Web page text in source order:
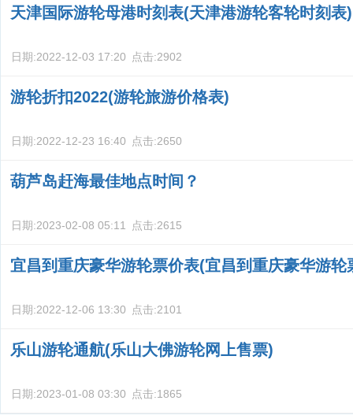
天津国际游轮母港时刻表(天津港游轮客轮时刻表)
日期:2022-12-03 17:20 点击:2902
游轮折扣2022(游轮旅游价格表)
日期:2022-12-23 16:40 点击:2650
葫芦岛赶海最佳地点时间？
日期:2023-02-08 05:11 点击:2615
宜昌到重庆豪华游轮票价表(宜昌到重庆豪华游轮
日期:2022-12-06 13:30 点击:2101
乐山游轮通航(乐山大佛游轮网上售票)
日期:2023-01-08 03:30 点击:1865